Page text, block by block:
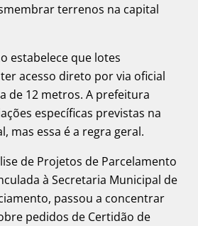
terrenos na capital
estabelece que lotes
acesso direto por via oficial
de 12 metros. A prefeitura
específicas previstas na
mas essa é a regra geral.
de Projetos de Parcelamento
à Secretaria Municipal de
passou a concentrar
pedidos de Certidão de